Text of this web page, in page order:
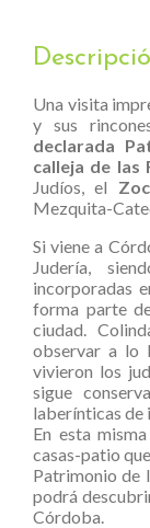
Una visita
y sus
declarada
calleja de las
Judíos, el
Mezquita-
Si viene a
Judería,
incorporadas
forma parte
ciudad.
observar a lo
vivieron los
sigue
laberínticas de
En esta
casas-patio
Patrimonio de
podrá
Córdoba.